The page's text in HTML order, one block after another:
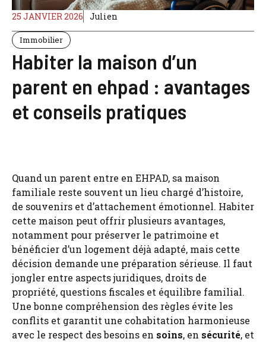
25 JANVIER 2026 Julien
Immobilier
Habiter la maison d’un
parent en ehpad : avantages
et conseils pratiques
Quand un parent entre en EHPAD, sa maison
familiale reste souvent un lieu chargé d’histoire,
de souvenirs et d’attachement émotionnel. Habiter
cette maison peut offrir plusieurs avantages,
notamment pour préserver le patrimoine et
bénéficier d’un logement déjà adapté, mais cette
décision demande une préparation sérieuse. Il faut
jongler entre aspects juridiques, droits de
propriété, questions fiscales et équilibre familial.
Une bonne compréhension des règles évite les
conflits et garantit une cohabitation harmonieuse
avec le respect des besoins en soins, en sécurité, et